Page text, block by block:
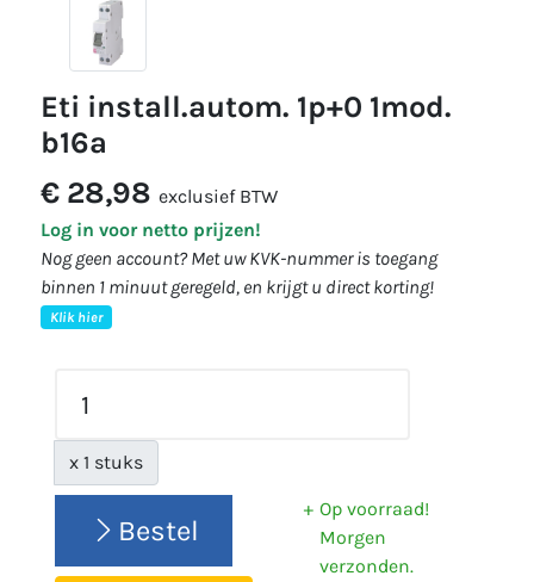
eti install.autom. 1p+0 1mod.
b16a
€ 28,98 exclusief BTW
Log in voor netto prijzen!
Nog geen account? Met uw KVK-nummer is toegang
binnen 1 minuut geregeld, en krijgt u direct korting!
Klik hier
x 1 stuks
Bestel
Op voorraad!
Morgen
verzonden.